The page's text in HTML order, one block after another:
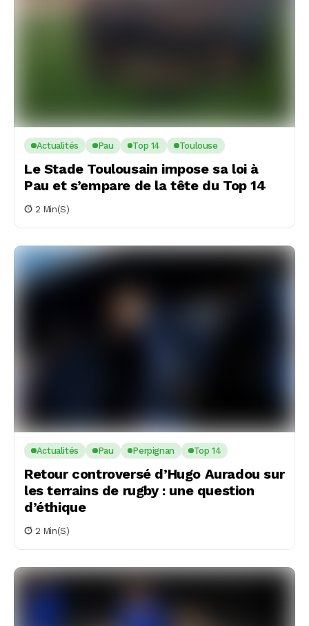
Actualités Pau Top 14 Toulouse
Le Stade Toulousain impose sa loi à
Pau et s’empare de la tête du Top 14
2 Min(s)
Actualités Pau Perpignan Top 14
Retour controversé d’Hugo Auradou sur
les terrains de rugby : une question
d’éthique
2 Min(s)